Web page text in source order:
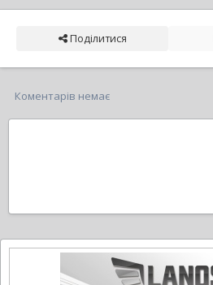
Поділитися
Коментарів немає